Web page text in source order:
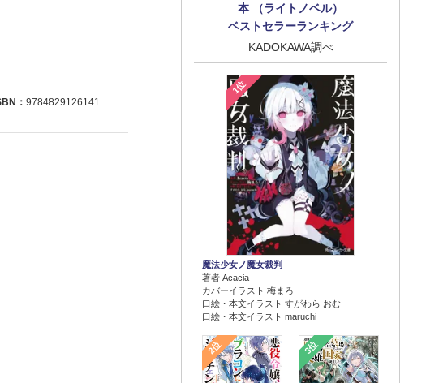
： 9784829126141
本 （ライトノベル）
ベストセラーランキング
KADOKAWA調べ
1位
魔法少女ノ魔女裁判
著者 Acacia
カバーイラスト 梅まろ
口絵・本文イラスト すがわら おむ
口絵・本文イラスト maruchi
2位 3位